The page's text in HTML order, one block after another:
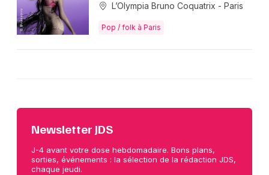
L’Olympia Bruno Coquatrix - Paris
Pop / folk à Paris
Newsletter JDS
J-4 avant votre dose hebdomadaire. Bons plans,
sorties, événements : la sélection de la rédaction JDS,
chaque jeudi.